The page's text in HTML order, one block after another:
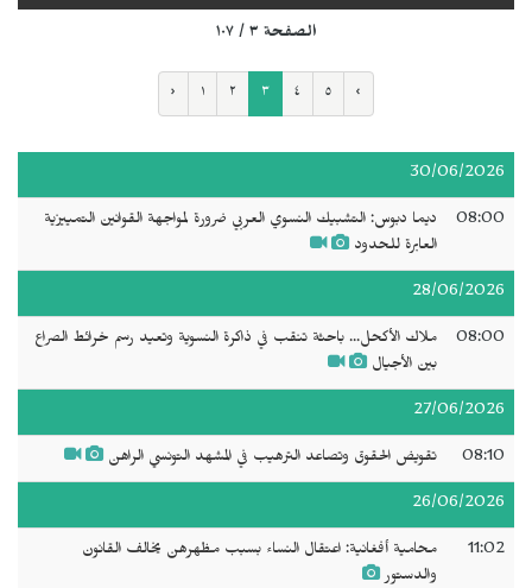
الصفحة ٣ / ١٠٧
‹ ١ ٢ ٣ ٤ ٥ ›
30/06/2026
08:00
ديما دبوس: التشبيك النسوي العربي ضرورة لمواجهة القوانين التمييزية
العابرة للحدود
28/06/2026
08:00
ملاك الأكحل... باحثة تنقب في ذاكرة النسوية وتعيد رسم خرائط الصراع
بين الأجيال
27/06/2026
08:10 تقويض الحقوق وتصاعد الترهيب في المشهد التونسي الراهن
26/06/2026
11:02
محامية أفغانية: اعتقال النساء بسبب مظهرهن يخالف القانون
والدستور